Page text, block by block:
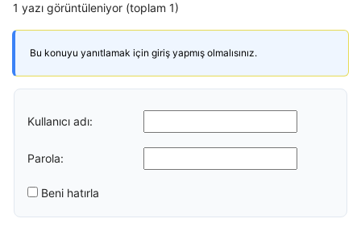
1 yazı görüntüleniyor (toplam 1)
Bu konuyu yanıtlamak için giriş yapmış olmalısınız.
Kullanıcı adı:
Parola:
Beni hatırla